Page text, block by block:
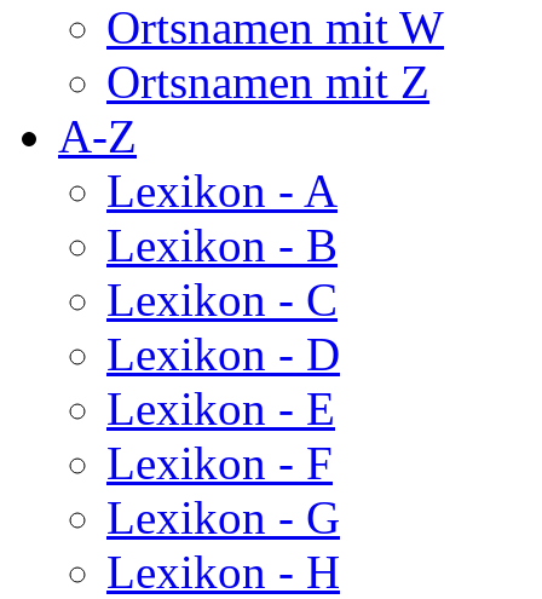
Ortsnamen mit W
Ortsnamen mit Z
A-Z
Lexikon - A
Lexikon - B
Lexikon - C
Lexikon - D
Lexikon - E
Lexikon - F
Lexikon - G
Lexikon - H